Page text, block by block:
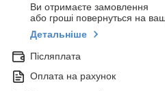
Ви отримаєте замовлення
або гроші повернуться на
Детальніше
Післяплата
Оплата на рахунок